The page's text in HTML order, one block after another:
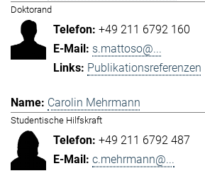
Doktorand
+49 211 6792 160
s.mattoso@...
Publikationsreferenzen
Carolin Mehrmann
Studentische Hilfskraft
+49 211 6792 487
c.mehrmann@...